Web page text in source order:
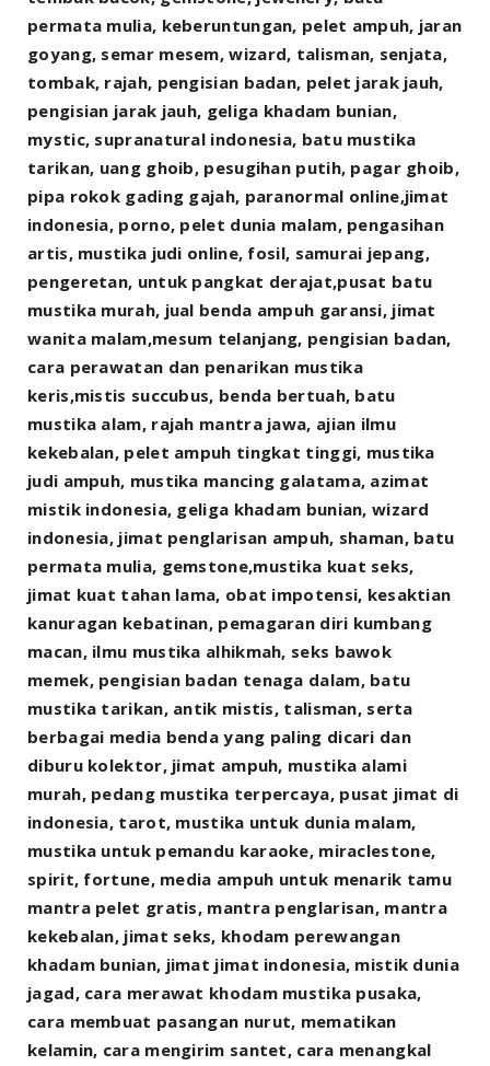
permata mulia, keberuntungan, pelet ampuh, jaran
goyang, semar mesem, wizard, talisman, senjata,
tombak, rajah, pengisian badan, pelet jarak jauh,
pengisian jarak jauh, geliga khadam bunian,
mystic, supranatural indonesia, batu mustika
tarikan, uang ghoib, pesugihan putih, pagar ghoib,
pipa rokok gading gajah, paranormal online,jimat
indonesia, porno, pelet dunia malam, pengasihan
artis, mustika judi online, fosil, samurai jepang,
pengeretan, untuk pangkat derajat,pusat batu
mustika murah, jual benda ampuh garansi, jimat
wanita malam,mesum telanjang, pengisian badan,
cara perawatan dan penarikan mustika
keris,mistis succubus, benda bertuah, batu
mustika alam, rajah mantra jawa, ajian ilmu
kekebalan, pelet ampuh tingkat tinggi, mustika
judi ampuh, mustika mancing galatama, azimat
mistik indonesia, geliga khadam bunian, wizard
indonesia, jimat penglarisan ampuh, shaman, batu
permata mulia, gemstone,mustika kuat seks,
jimat kuat tahan lama, obat impotensi, kesaktian
kanuragan kebatinan, pemagaran diri kumbang
macan, ilmu mustika alhikmah, seks bawok
memek, pengisian badan tenaga dalam, batu
mustika tarikan, antik mistis, talisman, serta
berbagai media benda yang paling dicari dan
diburu kolektor, jimat ampuh, mustika alami
murah, pedang mustika terpercaya, pusat jimat di
indonesia, tarot, mustika untuk dunia malam,
mustika untuk pemandu karaoke, miraclestone,
spirit, fortune, media ampuh untuk menarik tamu
mantra pelet gratis, mantra penglarisan, mantra
kekebalan, jimat seks, khodam perewangan
khadam bunian, jimat jimat indonesia, mistik dunia
jagad, cara merawat khodam mustika pusaka,
cara membuat pasangan nurut, mematikan
kelamin, cara mengirim santet, cara menangkal